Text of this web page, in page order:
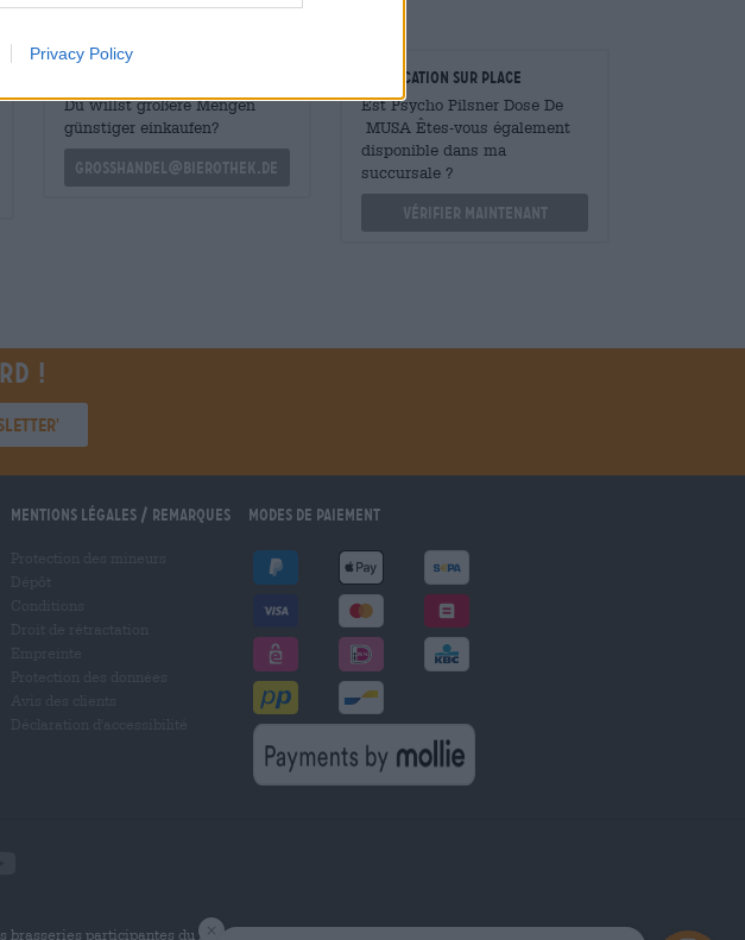
Privacy Policy
Du willst größere Mengen
günstiger einkaufen?
grosshandel@bierothek.de
Vérification sur place
Est Psycho Pilsner Dose De
MUSA Êtes-vous également
disponible dans ma
succursale ?
Vérifier maintenant
!
Mentions légales / Remarques Modes de paiement
brasseries participantes du marché